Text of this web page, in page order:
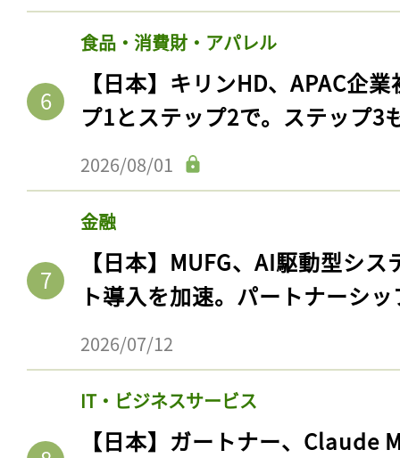
食品・消費財・アパレル
【日本】キリンHD、APAC企
プ1とステップ2で。ステップ3
2026/08/01
金融
【日本】MUFG、AI駆動型シ
ト導入を加速。パートナーシ
2026/07/12
IT・ビジネスサービス
【日本】ガートナー、Claude